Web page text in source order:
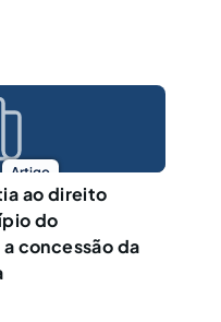
Artigo
ao direito
do
concessão da